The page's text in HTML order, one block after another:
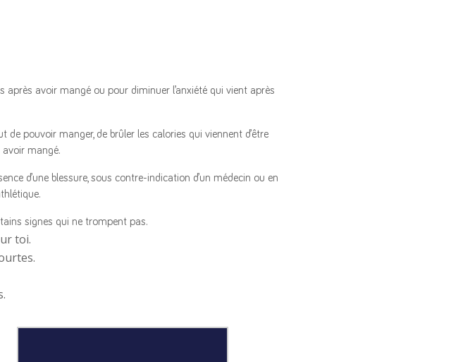
après avoir mangé ou pour diminuer l’anxiété qui vient après
pouvoir manger, de brûler les calories qui viennent d’être
avoir mangé.
d’une blessure, sous contre-indication d’un médecin ou en
signes qui ne trompent pas.
toi.